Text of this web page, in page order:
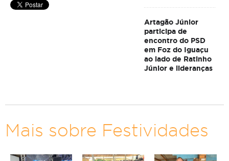
Artagão Júnior
participa de
encontro do PSD
em Foz do Iguaçu
ao lado de Ratinho
Júnior e lideranças
Mais sobre Festividades